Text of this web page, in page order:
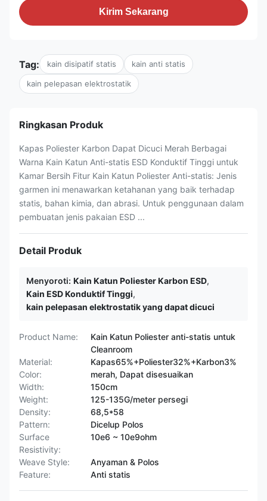
Kirim Sekarang
Tag: kain disipatif statis kain anti statis
kain pelepasan elektrostatik
Ringkasan Produk
Kapas Poliester Karbon Dapat Dicuci Merah Berbagai
Warna Kain Katun Anti-statis ESD Konduktif Tinggi untuk
Kamar Bersih Fitur Kain Katun Poliester Anti-statis: Jenis
garmen ini menawarkan ketahanan yang baik terhadap
statis, bahan kimia, dan abrasi. Untuk penggunaan dalam
pembuatan jenis pakaian ESD ...
Detail Produk
Menyoroti: Kain Katun Poliester Karbon ESD,
Kain ESD Konduktif Tinggi,
kain pelepasan elektrostatik yang dapat dicuci
Product Name:
Kain Katun Poliester anti-statis untuk
Cleanroom
Material:
Kapas65%+Poliester32%+Karbon3%
Color:
merah, Dapat disesuaikan
Width:
150cm
Weight:
125-135G/meter persegi
Density:
68,5*58
Pattern:
Dicelup Polos
Surface
Resistivity:
10e6 ~ 10e9ohm
Weave Style:
Anyaman & Polos
Feature:
Anti statis